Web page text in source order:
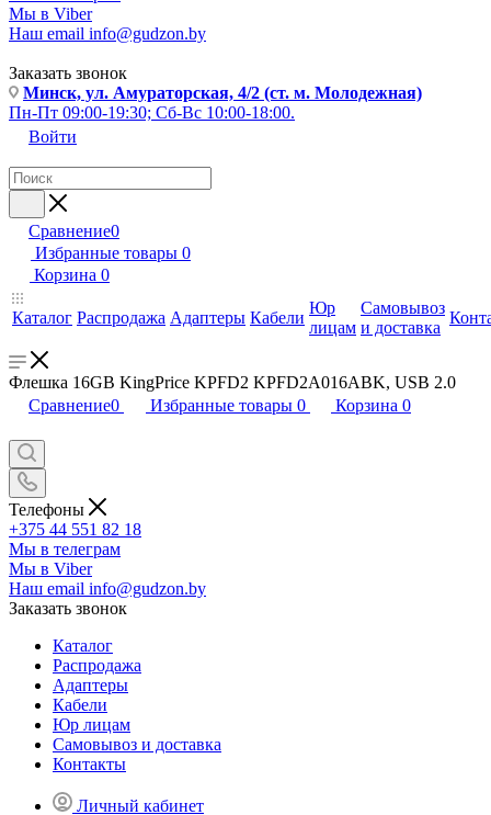
Мы в Viber
Наш email info@gudzon.by
Заказать звонок
Минск, ул. Амураторская, 4/2 (ст. м. Молодежная)
Пн-Пт 09:00-19:30; Сб-Вс 10:00-18:00.
Войти
Сравнение0
Избранные товары 0
Корзина 0
Каталог Распродажа Адаптеры Кабели
Юр
лицам
Самовывоз
и доставка
Флешка 16GB KingPrice KPFD2 KPFD2A016ABK, USB 2.0
Сравнение0 Избранные товары 0 Корзина 0
Телефоны
+375 44 551 82 18
Мы в телеграм
Мы в Viber
Наш email info@gudzon.by
Заказать звонок
Каталог
Распродажа
Адаптеры
Кабели
Юр лицам
Самовывоз и доставка
Контакты
Личный кабинет